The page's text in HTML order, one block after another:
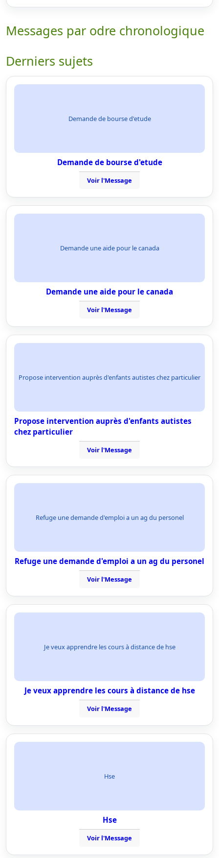
Messages par odre chronologique
Derniers sujets
Demande de bourse d'etude
Demande de bourse d'etude
Voir l'Message
Demande une aide pour le canada
Demande une aide pour le canada
Voir l'Message
Propose intervention auprès d'enfants autistes chez particulier
Propose intervention auprès d'enfants autistes
chez particulier
Voir l'Message
Refuge une demande d'emploi a un ag du personel
Refuge une demande d'emploi a un ag du personel
Voir l'Message
Je veux apprendre les cours à distance de hse
Je veux apprendre les cours à distance de hse
Voir l'Message
Hse
Hse
Voir l'Message